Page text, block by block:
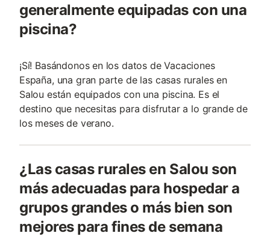
generalmente equipadas con una
piscina?
¡Sí! Basándonos en los datos de Vacaciones
España, una gran parte de las casas rurales en
Salou están equipados con una piscina. Es el
destino que necesitas para disfrutar a lo grande de
los meses de verano.
¿Las casas rurales en Salou son
más adecuadas para hospedar a
grupos grandes o más bien son
mejores para fines de semana